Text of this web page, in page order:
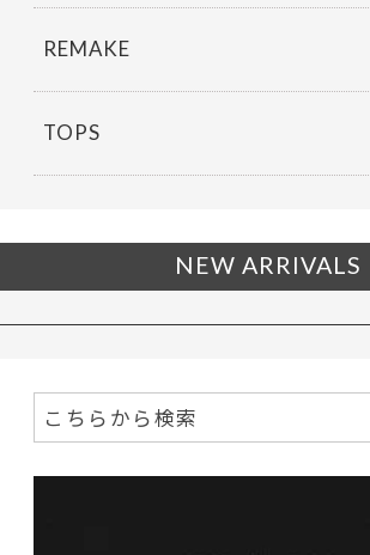
REMAKE
TOPS
NEW ARRIVALS